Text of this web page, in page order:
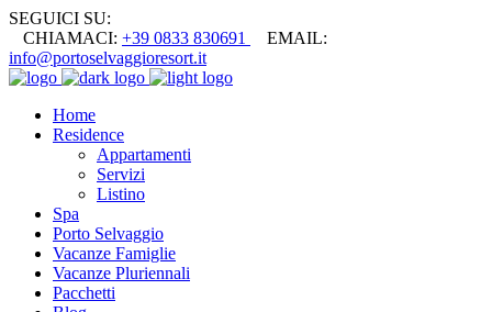
SEGUICI SU:
CHIAMACI: +39 0833 830691
EMAIL:
info@portoselvaggioresort.it
Home
Residence
Appartamenti
Servizi
Listino
Spa
Porto Selvaggio
Vacanze Famiglie
Vacanze Pluriennali
Pacchetti